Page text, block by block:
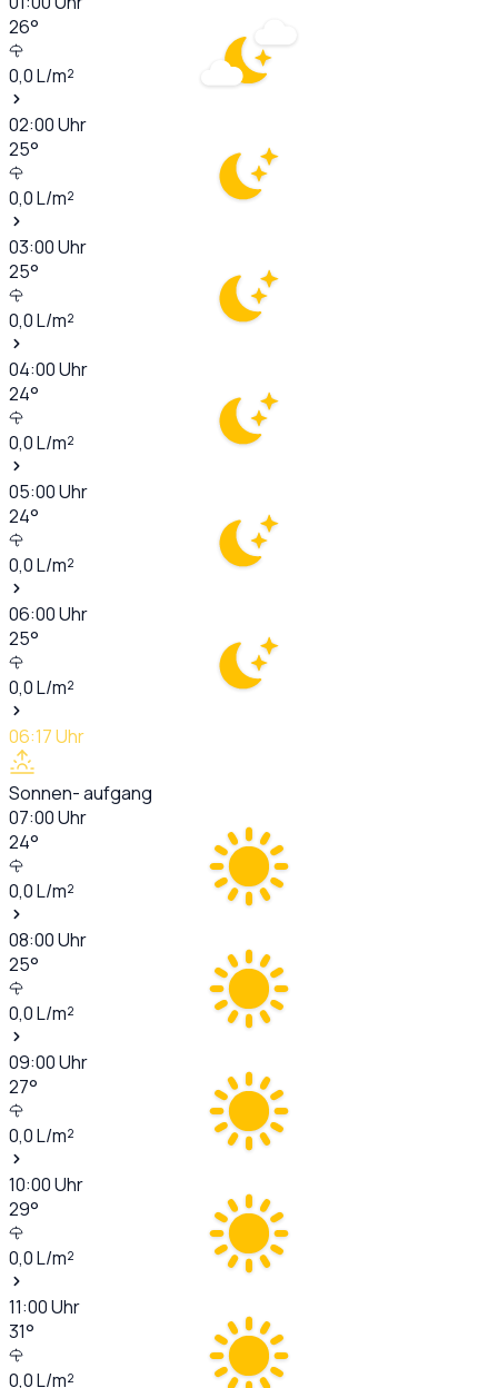
26°
0,0L/m²
02:00Uhr
25°
0,0L/m²
03:00Uhr
25°
0,0L/m²
04:00Uhr
24°
0,0L/m²
05:00Uhr
24°
0,0L/m²
06:00Uhr
25°
0,0L/m²
06:17Uhr
Sonnen- aufgang
07:00Uhr
24°
0,0L/m²
08:00Uhr
25°
0,0L/m²
09:00Uhr
27°
0,0L/m²
10:00Uhr
29°
0,0L/m²
11:00Uhr
31°
0,0L/m²